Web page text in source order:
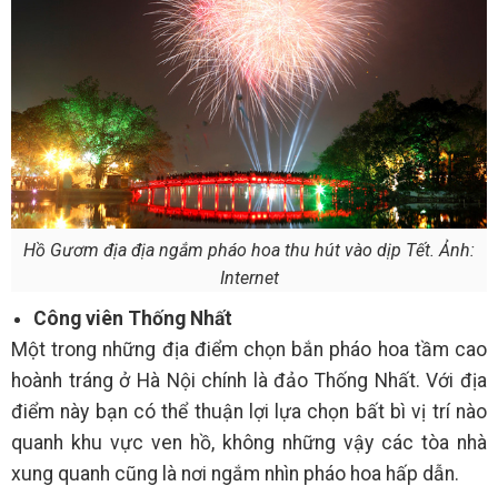
Hồ Gươm địa địa ngắm pháo hoa thu hút vào dịp Tết. Ảnh:
Internet
Công viên Thống Nhất
Một trong những địa điểm chọn bắn pháo hoa tầm cao
hoành tráng ở Hà Nội chính là đảo Thống Nhất. Với địa
điểm này bạn có thể thuận lợi lựa chọn bất bì vị trí nào
quanh khu vực ven hồ, không những vậy các tòa nhà
xung quanh cũng là nơi ngắm nhìn pháo hoa hấp dẫn.